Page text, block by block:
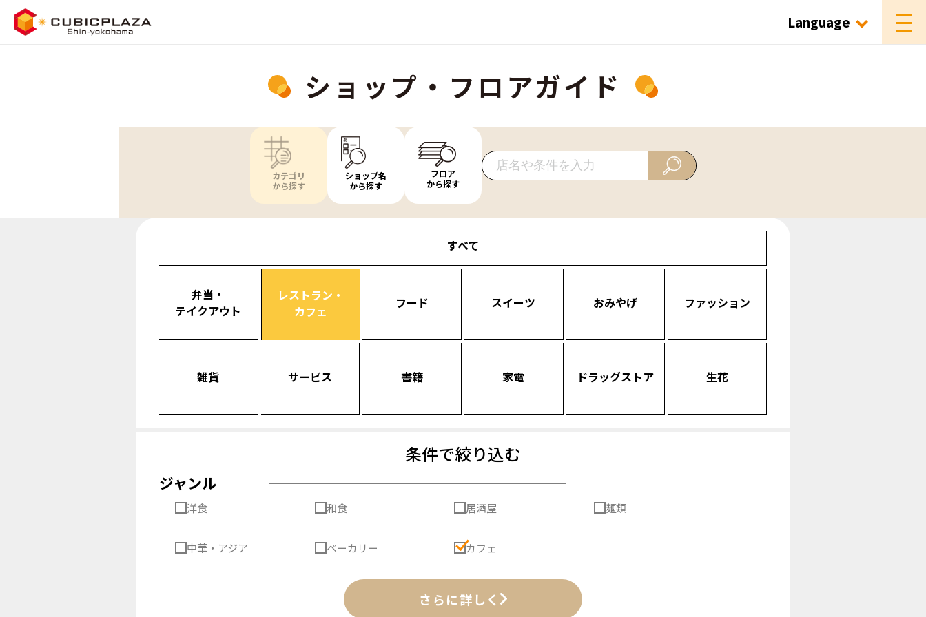
Language
ショップ・フロアガイド
カテゴリ
から探す
ショップ名
から探す
フロア
から探す
すべて
弁当・
テイクアウト
レストラン・
カフェ
フード スイーツ おみやげ ファッション
雑貨 サービス 書籍 家電 ドラッグストア 生花
条件で絞り込む
ジャンル
洋食 和食 居酒屋 麺類
中華・アジア ベーカリー カフェ
さらに詳しく